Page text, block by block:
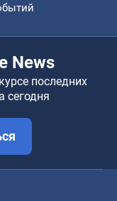
News
последних
сегодня